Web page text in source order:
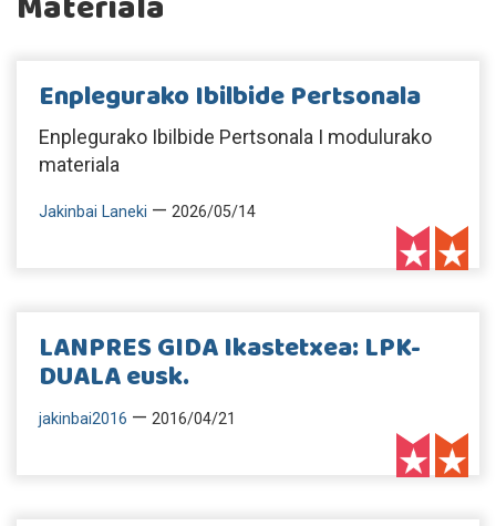
Enplegurako Ibilbide Pertsonala
Enplegurako Ibilbide Pertsonala I modulurako
materiala
Jakinbai Laneki — 2026/05/14
LANPRES GIDA Ikastetxea: LPK-
DUALA eusk.
jakinbai2016 — 2016/04/21